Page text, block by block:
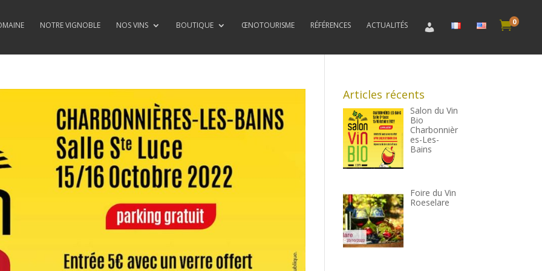
NOTRE VIGNOBLE NOS VINS BOUTIQUE ŒNOTOURISME RÉFÉRENCES ACTUALITÉS 0
Articles récents
Salon du Vin
Bio
Charbonnièr
es-Les-
Bains
Foire du Vin
Roeselare